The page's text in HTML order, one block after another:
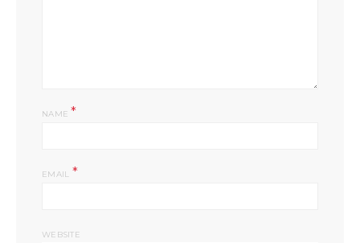
NAME*
EMAIL *
WEBSITE